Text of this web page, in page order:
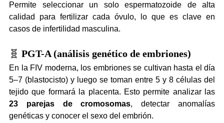
Permite seleccionar un solo espermatozoide de alta
calidad para fertilizar cada óvulo, lo que es clave en
casos de infertilidad masculina.
🧬 PGT-A (análisis genético de embriones)
En la FIV moderna, los embriones se cultivan hasta el día
5–7 (blastocisto) y luego se toman entre 5 y 8 células del
23 parejas de cromosomas, detectar anomalías
genéticas y conocer el sexo del embrión.